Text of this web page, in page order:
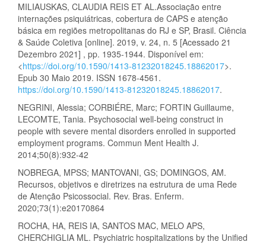
MILIAUSKAS, CLAUDIA REIS ET AL.Associação entre
internações psiquiátricas, cobertura de CAPS e atenção
básica em regiões metropolitanas do RJ e SP, Brasil. Ciência
& Saúde Coletiva [online]. 2019, v. 24, n. 5 [Acessado 21
Dezembro 2021] , pp. 1935-1944. Disponível em:
<https://doi.org/10.1590/1413-81232018245.18862017>.
Epub 30 Maio 2019. ISSN 1678-4561.
https://doi.org/10.1590/1413-81232018245.18862017.
NEGRINI, Alessia; CORBIÉRE, Marc; FORTIN Guillaume,
LECOMTE, Tania. Psychosocial well-being construct in
people with severe mental disorders enrolled in supported
employment programs. Commun Ment Health J.
2014;50(8):932-42
NOBREGA, MPSS; MANTOVANI, GS; DOMINGOS, AM.
Recursos, objetivos e diretrizes na estrutura de uma Rede
de Atenção Psicossocial. Rev. Bras. Enferm.
2020;73(1):e20170864
ROCHA, HA, REIS IA, SANTOS MAC, MELO APS,
CHERCHIGLIA ML. Psychiatric hospitalizations by the Unified